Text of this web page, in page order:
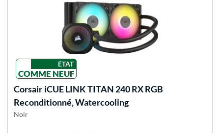
ÉTAT
COMME NEUF
Corsair iCUE LINK TITAN 240 RX RGB
Reconditionné, Watercooling
Noir